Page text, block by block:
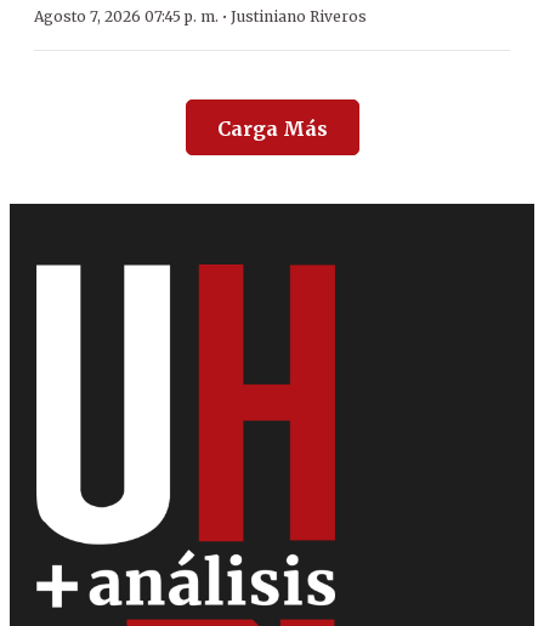
Agosto 7, 2026 07:45 p. m. · Justiniano Riveros
Carga Más